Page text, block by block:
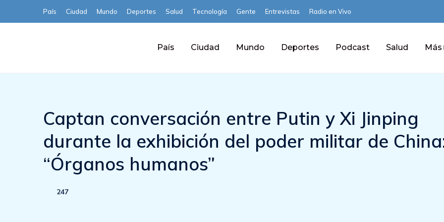
País Ciudad Mundo Deportes Salud Tecnología Gente Entrevistas Radio en Vivo
País Ciudad Mundo Deportes Podcast Salud Más
Captan conversación entre Putin y Xi Jinping
durante la exhibición del poder militar de
“Órganos humanos”
247